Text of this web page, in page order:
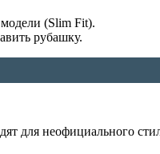
(Slim Fit).
рубашку.
для неофициального